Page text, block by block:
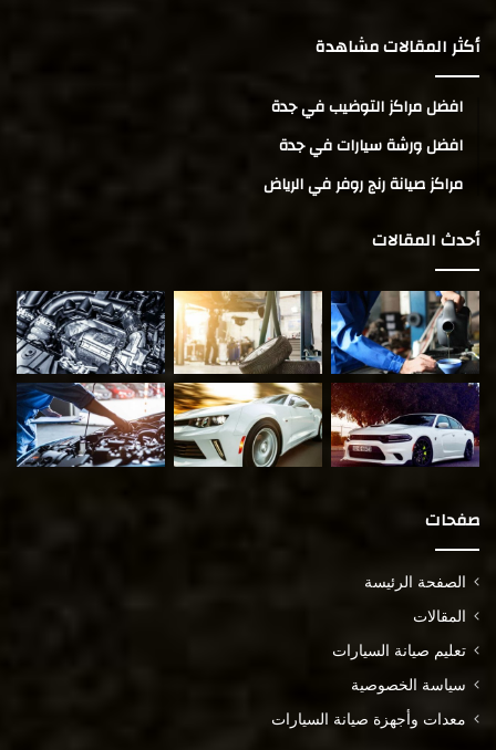
أكثر المقالات مشاهدة
افضل مراكز التوضيب في جدة
افضل ورشة سيارات في جدة
مراكز صيانة رنج روفر في الرياض
أحدث المقالات
صفحات
الصفحة الرئيسة
المقالات
تعليم صيانة السيارات
سياسة الخصوصية
معدات وأجهزة صيانة السيارات